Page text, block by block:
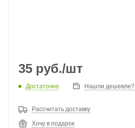
35 руб./шт
Достаточно Нашли дешевле?
Рассчитать доставку
Хочу в подарок